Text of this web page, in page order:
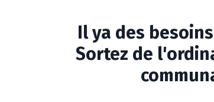
Il ya des
Sortez de